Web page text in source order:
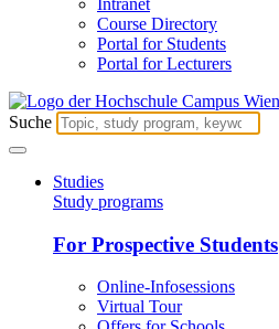
Intranet
Course Directory
Portal for Students
Portal for Lecturers
Suche
Studies
Study programs
For Prospective Students
Online-Infosessions
Virtual Tour